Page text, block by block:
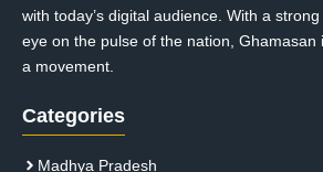
with today’s digital audience. With a
eye on the pulse of the nation, Ghamasan
a movement.
Categories
Madhya Pradesh